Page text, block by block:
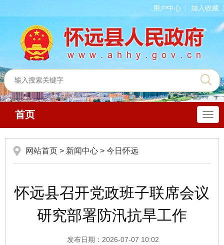
用户中心 加入收藏
导
航
首页
网站首页 > 新闻中心 > 今日怀远
怀远县召开党政班子联席会议
研究部署防汛抗旱工作
发布日期：2026-07-07 10:02